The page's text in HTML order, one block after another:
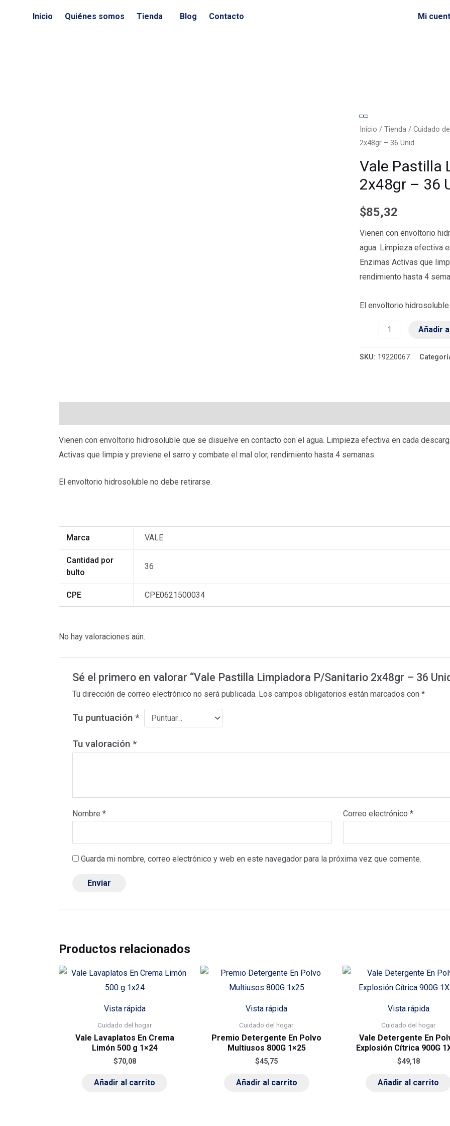
Inicio Quiénes somos Tienda Blog Contacto Mi
Inicio /Tienda /Cuidado
2x48gr – 36 Unid
Vale Pastilla
2x48gr – 36
$85,32
Vienen con envoltorio
agua. Limpieza efectiva
Enzimas Activas que
rendimiento hasta 4
El envoltorio
Vale
Pastilla
Limpiadora
P/Sanitario
2x48gr
-
Unid
cantidad
Añadir
SKU: 19220067
Vienen con envoltorio hidrosoluble que se disuelve en contacto con el agua. Limpieza efectiva en cada
Activas que limpia y previene el sarro y combate el mal olor, rendimiento hasta 4 semanas.
El envoltorio hidrosoluble no debe retirarse.
Marca VALE
Cantidad por
bulto
36
CPE CPE0621500034
No hay valoraciones aún.
Sé el primero en valorar “Vale Pastilla Limpiadora P/Sanitario 2x48gr – 36
Tu dirección de correo electrónico no será publicada. Los campos obligatorios están marcados con*
Tu puntuación*
Tu valoración*
Nombre* Correo electrónico *
Guarda mi nombre, correo electrónico y web en este navegador para la próxima vez que comente.
Productos relacionados
Vista rápida
Cuidado del hogar
Vale Lavaplatos En Crema
Limón 500 g 1×24
$70,08
Añadir al carrito
Vista rápida
Cuidado del hogar
Premio Detergente En Polvo
Multiusos 800G 1×25
$45,75
Añadir al carrito
Vista rápida
Cuidado del hogar
Vale Detergente En
Explosión Cítrica 900G
$49,18
Añadir al carrito